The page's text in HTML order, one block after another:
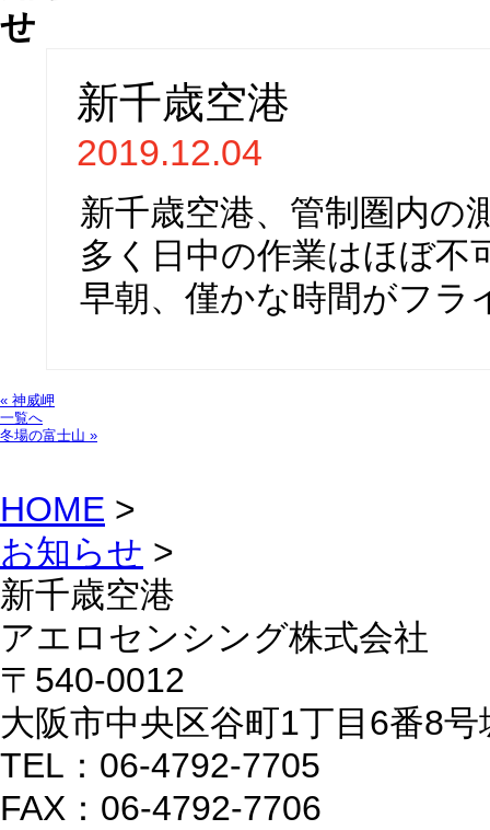
新千歳空港
2019.12.04
新千歳空港、管制圏内の
多く日中の作業はほぼ不
早朝、僅かな時間がフラ
« 神威岬
一覧へ
冬場の富士山 »
HOME >
お知らせ >
新千歳空港
アエロセンシング株式会社
〒540-0012
大阪市中央区谷町1丁目6番8
TEL：06-4792-7705
FAX：06-4792-7706